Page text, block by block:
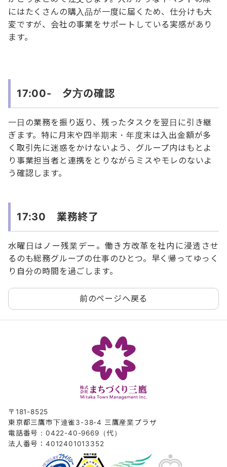
にはたくさんの購入品が一度に届くため、仕分けも大
変ですが、会社の事業をサポートしている実感があり
ます。
17:00- 夕方の確認
一日の業務を振り返り、残ったタスクを翌日に引き継
ぎます。特に月末や四半期末・年度末は入出金額が多
く取引先に迷惑をかけないよう、グループ内はもとよ
り事業担当者と連携をとりながらミスやモレのないよ
う確認します。
17:30 業務終了
水曜日はノー残業デー。働き方改革を社内に浸透させ
るのも総務グループの仕事のひとつ。早く帰ってゆっく
り自分の時間を過ごします。
前のページへ戻る
〒181-8525
東京都三鷹市下連雀3-38-4 三鷹産業プラザ
電話番号：0422-40-9669（代）
法人番号：4012401013352